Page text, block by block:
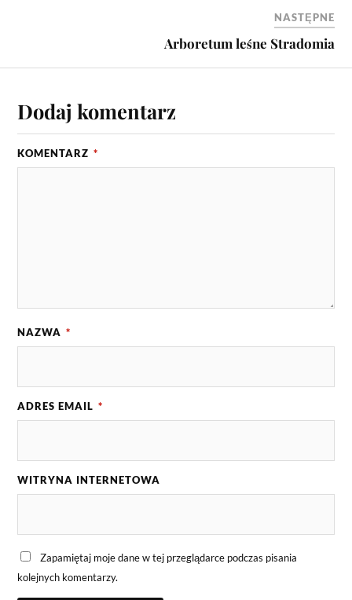
NASTĘPNE
Arboretum leśne Stradomia
Dodaj komentarz
KOMENTARZ *
NAZWA *
ADRES EMAIL *
WITRYNA INTERNETOWA
Zapamiętaj moje dane w tej przeglądarce podczas pisania
kolejnych komentarzy.